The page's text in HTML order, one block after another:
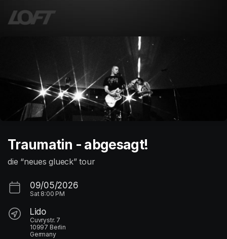
Traumatin - abgesagt!
die “neues glueck” tour
09/05/2026
Sat 8:00 PM
Lido
Cuvrystr. 7
10997 Berlin
Germany